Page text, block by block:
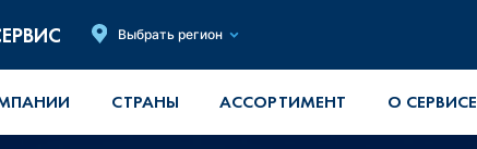
Выбрать регион
СТРАНЫ АССОРТИМЕНТ О СЕРВИСЕ